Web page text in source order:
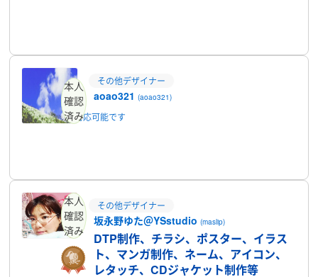
本人
確認
済み
その他デザイナー
aoao321(aoao321)
1時間前 対応可能です
本人
確認
済み
その他デザイナー
坂永野ゆた＠YSstudio(maslip)
DTP制作、チラシ、ポスター、イラス
ト、マンガ制作、ネーム、アイコン、
レタッチ、CDジャケット制作等